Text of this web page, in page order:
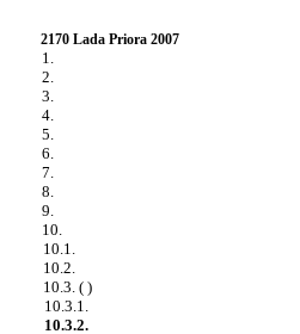
2170 Lada Priora 2007
1.
2.
3.
4.
5.
6.
7.
8.
9.
10.
10.1.
10.2.
10.3. ( )
10.3.1.
10.3.2.